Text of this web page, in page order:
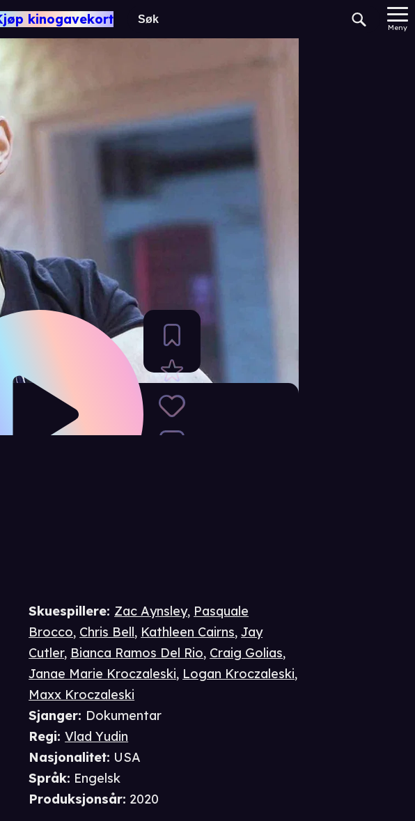
kinogavekort
Meny
Skuespillere: Zac Aynsley, Pasquale
Brocco, Chris Bell, Kathleen Cairns,Jay
Cutler, Bianca Ramos Del Rio, Craig Golias,
Janae Marie Kroczaleski, Logan Kroczaleski,
Maxx Kroczaleski
Sjanger: Dokumentar
Regi:Vlad Yudin
Nasjonalitet: USA
Språk: Engelsk
Produksjonsår: 2020